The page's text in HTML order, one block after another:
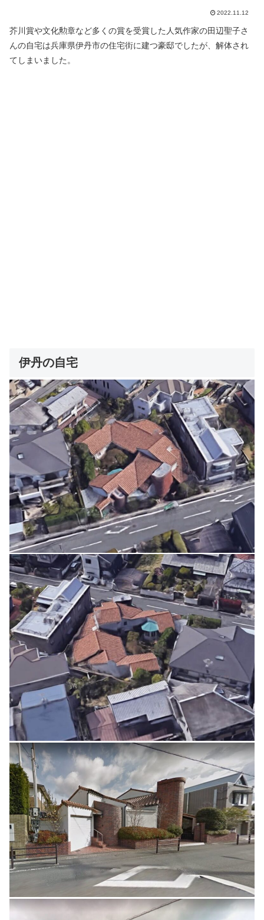
2022.11.12
芥川賞や文化勲章など多くの賞を受賞した人気作家の田辺聖子さ
んの自宅は兵庫県伊丹市の住宅街に建つ豪邸でしたが、解体され
てしまいました。
伊丹の自宅